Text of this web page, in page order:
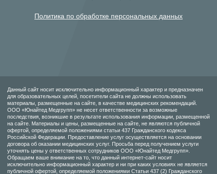
Политика по обработке персональных данных
Данный сайт носит исключительно информационный характер и предназначен
для образовательных целей, посетители сайта не должны использовать
материалы, размещенные на сайте, в качестве медицинских рекомендаций.
ООО «Юнайтед Медгрупп» не несет ответственности за возможные
последствия, возникшие в результате использования информации, размещенной
на сайте. Материалы и цены, размещенные на сайте, не являются публичной
офертой, определяемой положениями статьи 437 Гражданского кодекса
Российской Федерации. Предоставление услуг осуществляется на основании
договора об оказании медицинских услуг. Просьба перед получением услуги
уточнять цены у ответственных сотрудников ООО «Юнайтед Медгрупп».
Обращаем ваше внимание на то, что данный интернет-сайт носит
исключительно информационный характер и ни при каких условиях не является
публичной офертой, определяемой положениями Статьи 437 (2) Гражданского